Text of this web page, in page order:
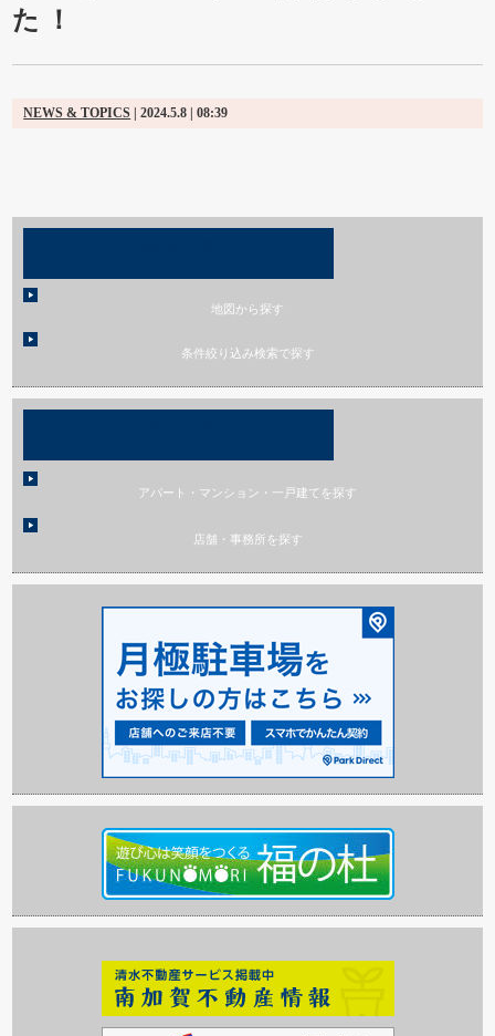
た！
NEWS & TOPICS | 2024.5.8 | 08:39
地図から探す
条件絞り込み検索で探す
アパート・マンション・一戸建てを探す
店舗・事務所を探す